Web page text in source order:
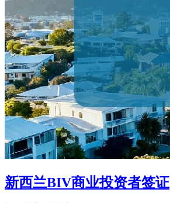
新西兰BIV商业投资者签证